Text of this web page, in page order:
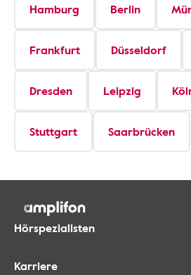
Hamburg Berlin
Frankfurt Düsseldorf
Dresden Leipzig
Stuttgart Saarbrücken
Hörspezialisten
Karriere